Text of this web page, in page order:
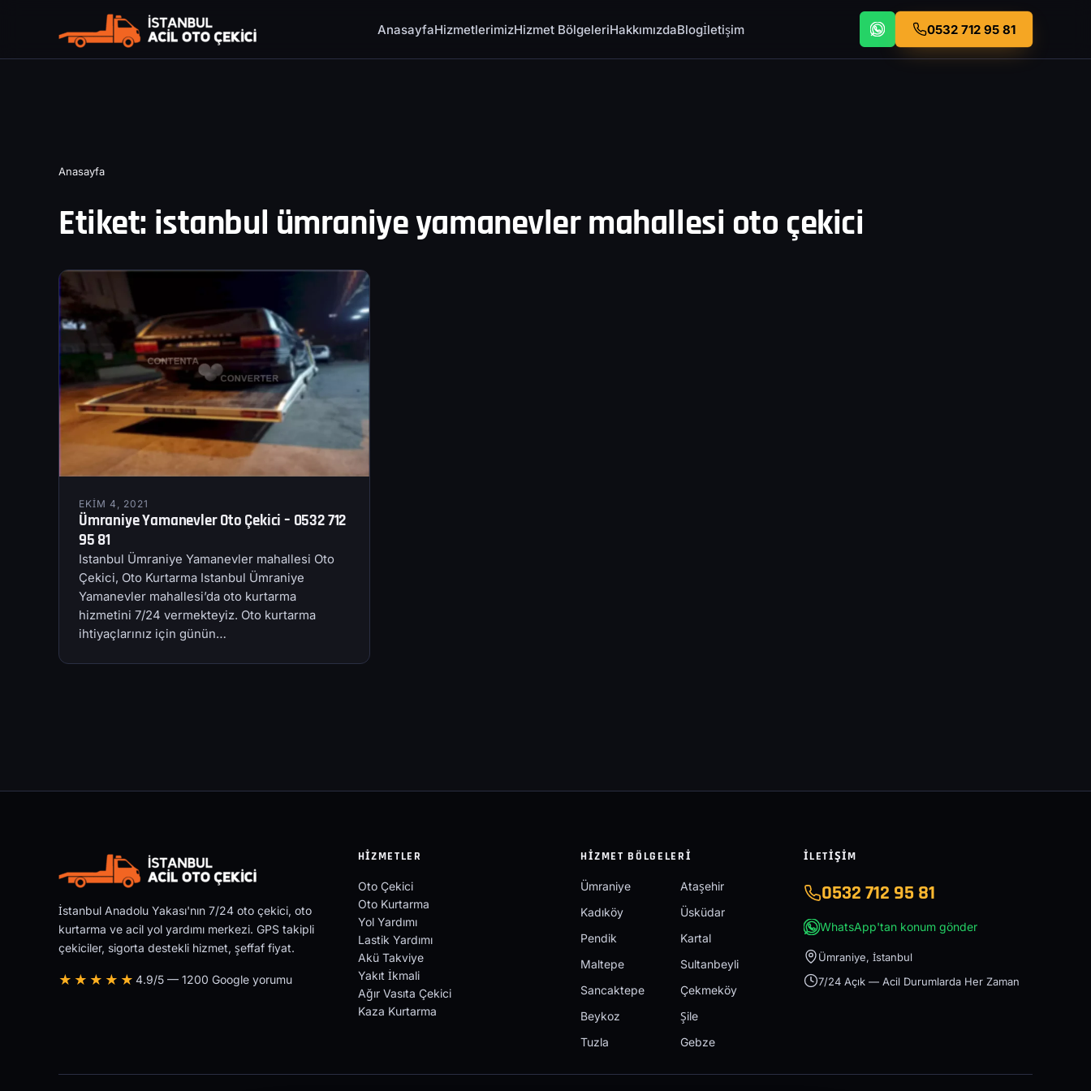
AnasayfaHizmetlerimizHizmet BölgeleriHakkımızdaBlogİletişim 0532 712 95 81
Anasayfa
Etiket: istanbul ümraniye yamanevler mahallesi oto çekici
EKIM 4, 2021
Ümraniye Yamanevler Oto Çekici – 0532 712
95 81
Istanbul Ümraniye Yamanevler mahallesi Oto
Çekici, Oto Kurtarma Istanbul Ümraniye
Yamanevler mahallesi’da oto kurtarma
hizmetini 7/24 vermekteyiz. Oto kurtarma
ihtiyaçlarınız için günün…
İstanbul Anadolu Yakası'nın 7/24 oto çekici, oto
kurtarma ve acil yol yardımı merkezi. GPS takipli
çekiciler, sigorta destekli hizmet, şeffaf fiyat.
★★★★★ 4.9/5 — 1200 Google yorumu
HIZMETLER
Oto Çekici
Oto Kurtarma
Yol Yardımı
Lastik Yardımı
Akü Takviye
Yakıt İkmali
Ağır Vasıta Çekici
Kaza Kurtarma
HIZMET BÖLGELERI
Ümraniye
Ataşehir
Kadıköy
Üsküdar
Pendik
Kartal
Maltepe
Sultanbeyli
Sancaktepe
Çekmeköy
Beykoz
Şile
Tuzla
Gebze
İLETIŞIM
0532 712 95 81
WhatsApp'tan konum gönder
Ümraniye, İstanbul
7/24 Açık — Acil Durumlarda Her Zaman